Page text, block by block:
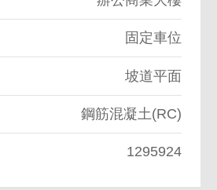
固定車位
坡道平面
鋼筋混凝土(RC)
1295924